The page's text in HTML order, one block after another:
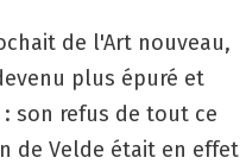
de l'Art nouveau,
plus épuré et
son refus de tout ce
de Velde était en effet